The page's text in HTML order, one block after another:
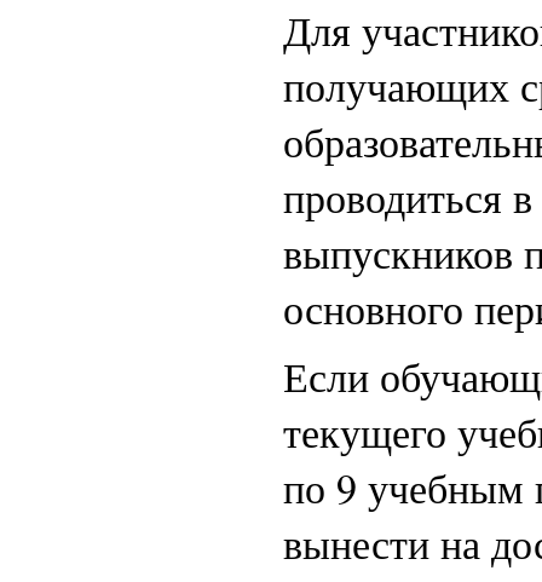
Для
получающих
проводиться
выпускников
основного
Если
текущего
по 9 учебным
вынести на